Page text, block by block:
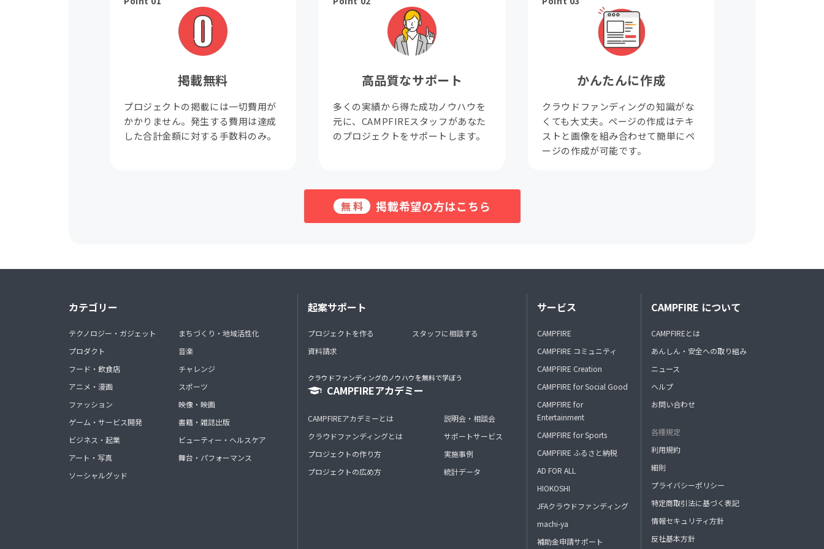
掲載無料
プロジェクトの掲載には一切費用が
かかりません。発生する費用は達成
した合計金額に対する手数料のみ。
高品質なサポート
多くの実績から得た成功ノウハウを
元に、CAMPFIREスタッフがあなた
のプロジェクトをサポートします。
かんたんに作成
クラウドファンディングの知識がな
くても大丈夫。ページの作成はテキ
ストと画像を組み合わせて簡単にペ
ージの作成が可能です。
無料 掲載希望の方はこちら
カテゴリー
テクノロジー・ガジェット
プロダクト
フード・飲食店
アニメ・漫画
ファッション
ゲーム・サービス開発
ビジネス・起業
アート・写真
ソーシャルグッド
まちづくり・地域活性化
音楽
チャレンジ
スポーツ
映像・映画
書籍・雑誌出版
ビューティー・ヘルスケア
舞台・パフォーマンス
起案サポート
プロジェクトを作る
資料請求
スタッフに相談する
クラウドファンディングのノウハウを無料で学ぼう
CAMPFIREアカデミー
CAMPFIREアカデミーとは
クラウドファンディングとは
プロジェクトの作り方
プロジェクトの広め方
説明会・相談会
サポートサービス
実施事例
統計データ
サービス
CAMPFIRE
CAMPFIRE コミュニティ
CAMPFIRE Creation
CAMPFIRE for Social Good
CAMPFIRE for
Entertainment
CAMPFIRE for Sports
CAMPFIRE ふるさと納税
AD FOR ALL
HIOKOSHI
JFAクラウドファンディング
machi-ya
補助金申請サポート
CAMPFIRE について
CAMPFIREとは
あんしん・安全への取り組み
ニュース
ヘルプ
お問い合わせ
各種規定
利用規約
細則
プライバシーポリシー
特定商取引法に基づく表記
情報セキュリティ方針
反社基本方針